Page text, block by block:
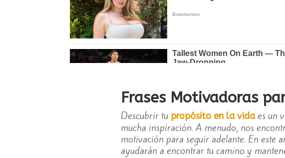
Frases Motivadoras
Descubrir tu propósito en la vidaes un
mucha inspiración. A menudo, nos
motivación para seguir adelante. En este
ayudarán a encontrar tu camino y